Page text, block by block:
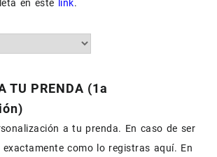
en este
link.
TU PRENDA (1a
a tu prenda. En caso de ser
como lo registras aquí. En